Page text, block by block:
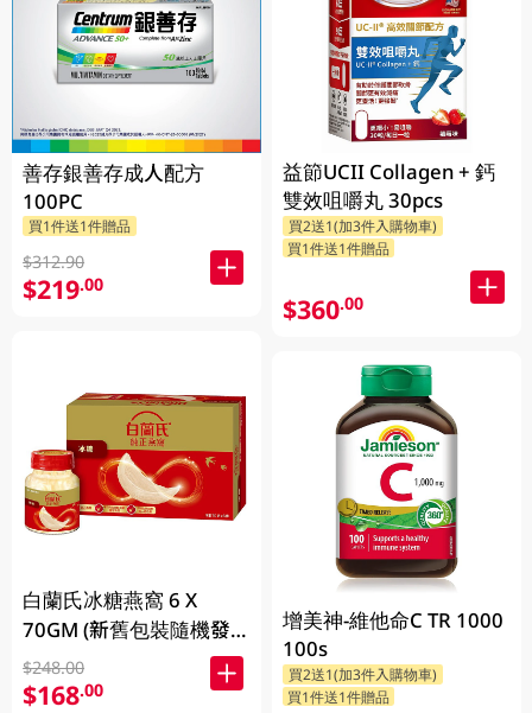
善存銀善存成人配方
100PC
買1件送1件贈品
$312.90
$219.00
白蘭氏冰糖燕窩 6 X
70GM (新舊包裝隨機發
放)
$248.00
$168.00
益節UCII Collagen + 鈣
雙效咀嚼丸 30pcs
買2送1(加3件入購物車)
買1件送1件贈品
$360.00
增美神-維他命C TR 1000
100s
買2送1(加3件入購物車)
買1件送1件贈品